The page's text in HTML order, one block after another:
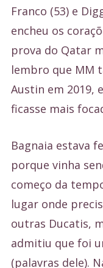
Franco (53) e
encheu os
prova do Qatar
lembro que MM
Austin em 2019,
ficasse mais
Bagnaia estava
porque vinha
começo da
lugar onde
outras Ducatis,
admitiu que foi
(palavras dele).